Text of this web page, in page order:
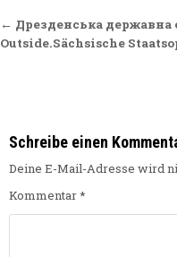
← Дрезденська державна
Outside.Sächsische
Schreibe einen
Deine E-Mail-Adresse wird
Kommentar*